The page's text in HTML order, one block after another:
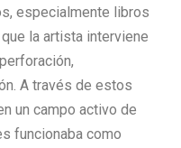
especialmente libros
la artista interviene
A través de estos
un campo activo de
funcionaba como